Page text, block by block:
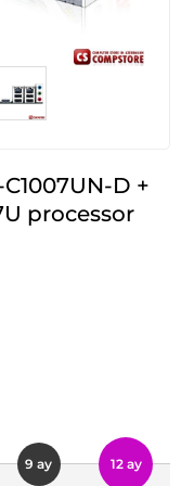
D +
processor
9 ay 12 ay